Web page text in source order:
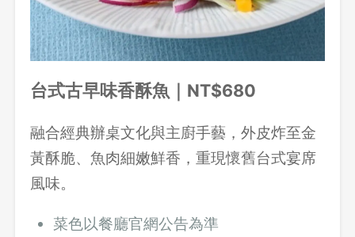
台式古早味香酥魚｜NT$680
融合經典辦桌文化與主廚手藝，外皮炸至金
黃酥脆、魚肉細嫩鮮香，重現懷舊台式宴席
風味。
菜色以餐廳官網公告為準